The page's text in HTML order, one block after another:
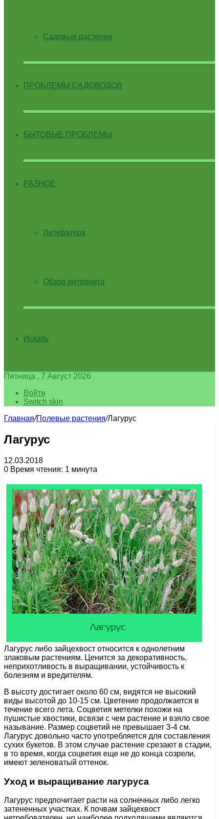
Садовые растения
ПРОБЛЕМЫ САДОВОДОВ
БЫТОВЫЕ ПРОБЛЕМЫ
РАЗНОЕ
Литература
Обзор интернета
Искать
Пятница , 7 Август 2026
Войти
Switch skin
Главная/Полевые растения/Лагурус
Лагурус
12.03.2018
0 Время чтения: 1 минута
Лагурус либо зайцехвост относится к однолетним
злаковым растениям. Ценится за декоративность,
неприхотливость в выращивании, устойчивость к
болезням и вредителям.
В высоту достигает около 60 см, видятся не высокий
виды высотой до 10-15 см. Цветение продолжается в
течение всего лета. Соцветия метелки похожи на
пушистые хвостики, всвязи с чем растение и взяло свое
называние. Размер соцветий не превышает 3-4 см.
Лагурус довольно часто употребляется для составления
сухих букетов. В этом случае растение срезают в стадии,
в то время, когда соцветия еще не до конца созрели,
имеют зеленоватый оттенок.
Уход и выращивание лагуруса
Лагурус предпочитает расти на солнечных либо легко
затененных участках. К почвам зайцехвост